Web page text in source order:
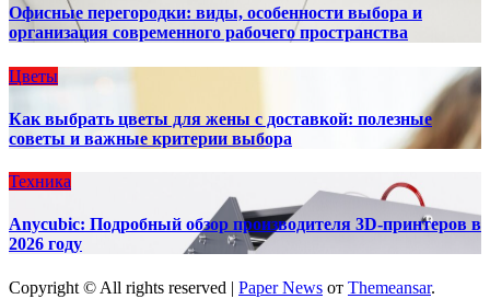
Офисные перегородки: виды, особенности выбора и
организация современного рабочего пространства
Цветы
Как выбрать цветы для жены с доставкой: полезные
советы и важные критерии выбора
Техника
Anycubic: Подробный обзор производителя 3D-принтеров в
2026 году
Copyright © All rights reserved | Paper News от Themeansar.